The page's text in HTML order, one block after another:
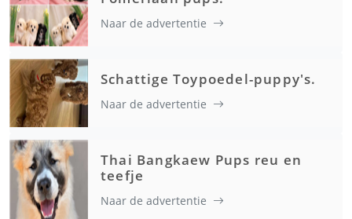
Naar de advertentie
Schattige Toypoedel-puppy's.
Naar de advertentie
Thai Bangkaew Pups reu en
teefje
Naar de advertentie